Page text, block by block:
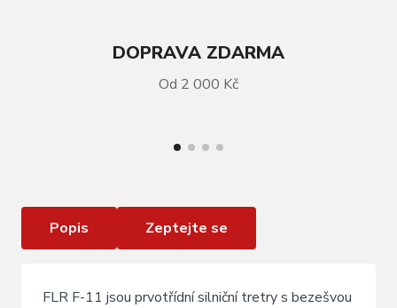
DOPRAVA ZDARMA
Od 2 000 Kč
Popis Zeptejte se
FLR F-11 jsou prvotřídní silniční tretry s bezešvou